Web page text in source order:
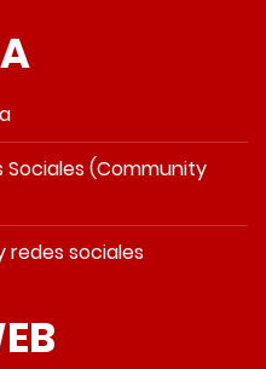
Sociales (Community
redes sociales